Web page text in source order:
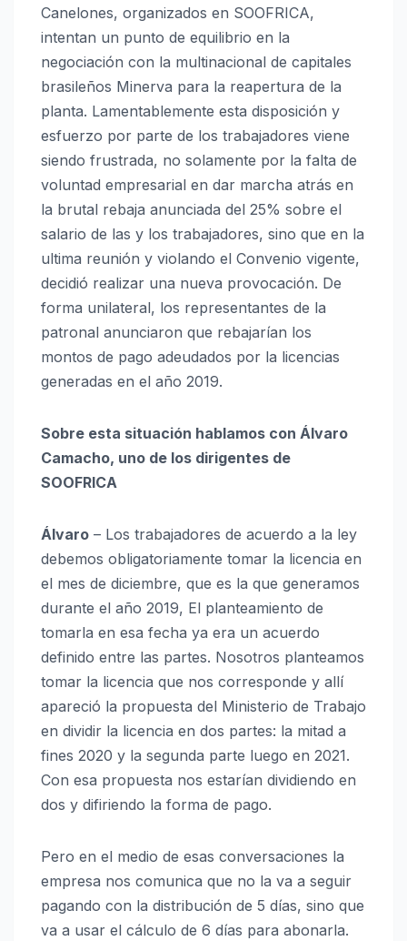
Canelones, organizados en SOOFRICA,
intentan un punto de equilibrio en la
negociación con la multinacional de capitales
brasileños Minerva para la reapertura de la
planta. Lamentablemente esta disposición y
esfuerzo por parte de los trabajadores viene
siendo frustrada, no solamente por la falta de
voluntad empresarial en dar marcha atrás en
la brutal rebaja anunciada del 25% sobre el
salario de las y los trabajadores, sino que en la
ultima reunión y violando el Convenio vigente,
decidió realizar una nueva provocación. De
forma unilateral, los representantes de la
patronal anunciaron que rebajarían los
montos de pago adeudados por la licencias
generadas en el año 2019.
Sobre esta situación hablamos con Álvaro
Camacho, uno de los dirigentes de
SOOFRICA
Álvaro – Los trabajadores de acuerdo a la ley
debemos obligatoriamente tomar la licencia en
el mes de diciembre, que es la que generamos
durante el año 2019, El planteamiento de
tomarla en esa fecha ya era un acuerdo
definido entre las partes. Nosotros planteamos
tomar la licencia que nos corresponde y allí
apareció la propuesta del Ministerio de Trabajo
en dividir la licencia en dos partes: la mitad a
fines 2020 y la segunda parte luego en 2021.
Con esa propuesta nos estarían dividiendo en
dos y difiriendo la forma de pago.
Pero en el medio de esas conversaciones la
empresa nos comunica que no la va a seguir
pagando con la distribución de 5 días, sino que
va a usar el cálculo de 6 días para abonarla.